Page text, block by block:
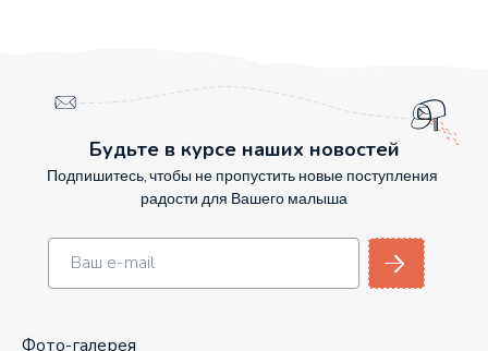
Будьте в курсе наших новостей
Подпишитесь, чтобы не пропустить новые поступления
радости для Вашего малыша
Фото-галерея